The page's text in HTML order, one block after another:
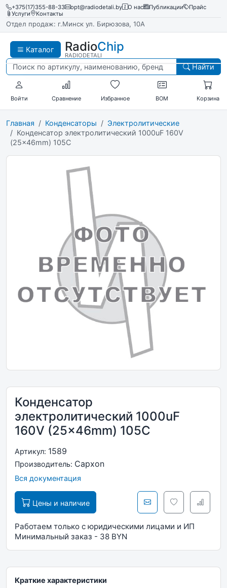
+375(17)355-88-33 opt@radiodetali.by О нас Публикации
Прайс
Услуги
Контакты
Отдел продаж: г.Минск ул. Бирюзова, 10А
Каталог RadioChip
RADIODETALI
Найти
Войти Сравнение Избранное BOM Корзина
Главная Конденсаторы
Электролитические
Конденсатор электролитический 1000uF 160V
(25x46mm) 105C
Конденсатор
электролитический 1000uF
160V (25x46mm) 105C
Артикул: 1589
Производитель: Capxon
Вся документация
Цены и наличие
Работаем только с юридическими лицами и ИП
Минимальный заказ - 38 BYN
Краткие характеристики